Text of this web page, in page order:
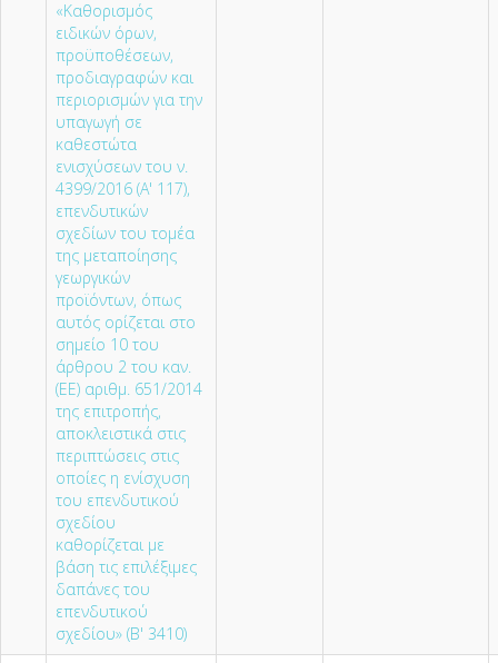
«Καθορισμός
ειδικών όρων,
προϋποθέσεων,
προδιαγραφών και
περιορισμών για την
υπαγωγή σε
καθεστώτα
ενισχύσεων του ν.
4399/2016 (Α' 117),
επενδυτικών
σχεδίων του τομέα
της μεταποίησης
γεωργικών
προϊόντων, όπως
αυτός ορίζεται στο
σημείο 10 του
άρθρου 2 του καν.
(ΕΕ) αριθμ. 651/2014
της επιτροπής,
αποκλειστικά στις
περιπτώσεις στις
οποίες η ενίσχυση
του επενδυτικού
σχεδίου
καθορίζεται με
βάση τις επιλέξιμες
δαπάνες του
επενδυτικού
σχεδίου» (Β' 3410)